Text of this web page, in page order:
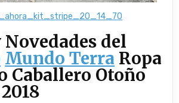
del
Mundo Terra Ropa
Caballero Otoño